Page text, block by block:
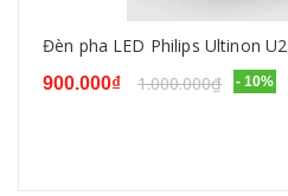
Đèn pha LED Philips Ultinon
900.000₫ 1.000.000₫ - 10%